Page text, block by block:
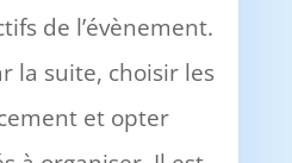
de l’évènement.
la suite, choisir les
et opter